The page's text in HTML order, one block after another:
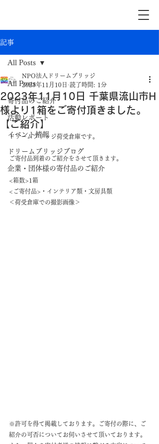
記事
All Posts
寄付品のご紹介
活動レポート
イベント情報
ドリームブリッジブログ
企業・団体様の寄付品のご紹介
All Posts
2023年11月10日 千葉県流山市H
様より1箱をご寄付頂きました。
【ご紹介】
NPO法人ドリームブリッジ
2023年11月10日 読了時間: 1分
ドリームブリッジ荷受倉庫です。
ご寄付品到着のご紹介をさせて頂きます。
<箱数>1箱
<ご寄付品>・インテリア類・文房具類
＜荷受倉庫での撮影画像＞
※許可を得て掲載しております。ご寄付の際に、ご
紹介の可否についてお伺いさせて頂いております。